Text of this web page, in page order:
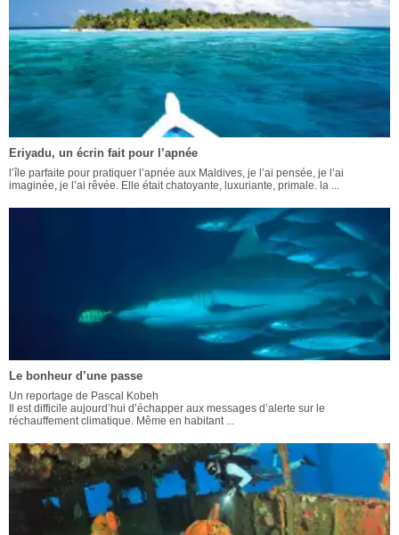
Eriyadu, un écrin fait pour l’apnée
l’île parfaite pour pratiquer l’apnée aux Maldives, je l’ai pensée, je l’ai
imaginée, je l’ai rêvée. Elle était chatoyante, luxuriante, primale. la ...
Le bonheur d’une passe
Un reportage de Pascal Kobeh
Il est difficile aujourd’hui d’échapper aux messages d’alerte sur le
réchauffement climatique. Même en habitant ...